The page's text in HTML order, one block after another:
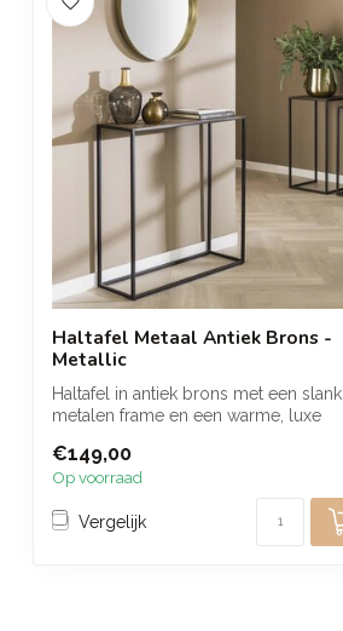
Haltafel Metaal Antiek Brons -
Metallic
Haltafel in antiek brons met een slank
metalen frame en een warme, luxe
€149,00
Op voorraad
Vergelijk